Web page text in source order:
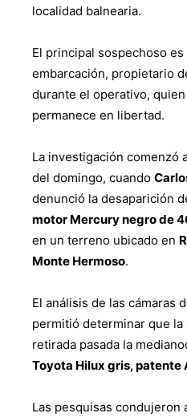
localidad balnearia.
El principal sospechoso
embarcación, propietario
durante el operativo,
permanece en libertad.
La investigación comenzó
del domingo, cuando
denunció la desaparición
motor Mercury negro de
en un terreno ubicado en
Monte Hermoso.
El análisis de las cámaras
permitió determinar que la
retirada pasada la
Toyota Hilux gris, patente
Las pesquisas condujeron